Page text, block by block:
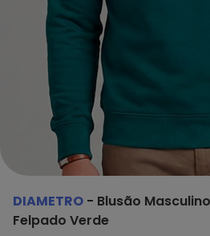
DIAMETRO - Blusão
Felpado Verde